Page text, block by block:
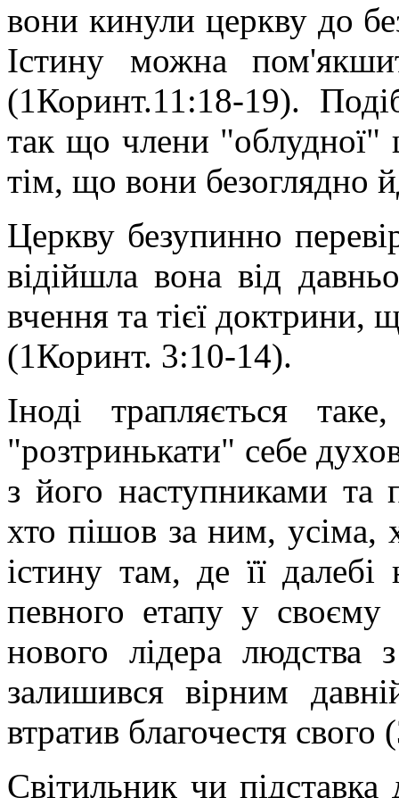
вони кинули церкву до
Істину можна
(1Коринт.11:18-19).
так що члени "облудної"
тім, що вони безоглядно
Церкву безупинно
відійшла вона від
вчення та тієї доктрини,
(1Коринт. 3:10-14).
Іноді трапляється
"розтринькати" себе
з його наступниками
хто пішов за ним, усіма,
істину там, де її
певного етапу у своєму
нового лідера
залишився вірним
втратив благочестя
Світильник чи